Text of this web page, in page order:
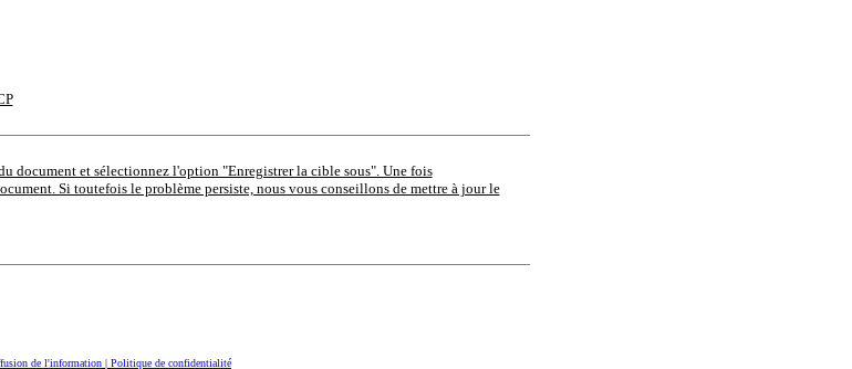
document et sélectionnez l'option "Enregistrer la cible sous". Une fois
Si toutefois le problème persiste, nous vous conseillons de mettre à jour le
de l'information | Politique de confidentialité